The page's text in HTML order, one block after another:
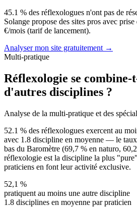
45.1 % des réflexologues n'ont pas de
Solange propose des sites pros avec
€/mois (tarif de lancement).
Analyser mon site gratuitement →
Multi-pratique
Réflexologie se combine-
d'autres disciplines ?
Analyse de la multi-pratique et des
52.1 % des réflexologues exercent au
avec 1.8 discipline en moyenne — le
bas du Baromètre (69,7 % en naturo,
réflexologie est la discipline la plus
praticiens en font leur activité exclusive.
52,1 %
pratiquent au moins une autre discipline
1.8 disciplines en moyenne par praticien